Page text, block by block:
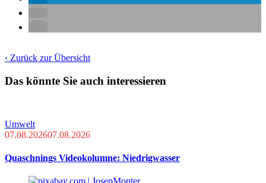
‹ Zurück zur Übersicht
Das könnte Sie auch interessieren
Umwelt
07.08.202607.08.2026
Quaschnings Videokolumne: Niedrigwasser